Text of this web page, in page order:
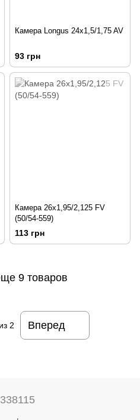
Камера Longus 24x1,5/1,75 AV
93 грн
Камера 26x1,95/2,125 FV
(50/54-559)
113 грн
9 товаров
2 Вперед